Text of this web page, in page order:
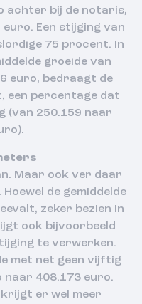
achter bij de notaris,
Een stijging van
75 procent. In
groeide van
euro, bedraagt de
een percentage dat
(van 250.159 naar
Maar ook ver daar
de gemiddelde
zeker bezien in
ook bijvoorbeeld
te verwerken.
met net geen vijftig
408.173 euro.
krijgt er wel meer